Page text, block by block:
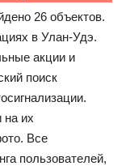
26 объектов.
в Улан-Удэ.
акции и
поиск
на их
Все
пользователей,